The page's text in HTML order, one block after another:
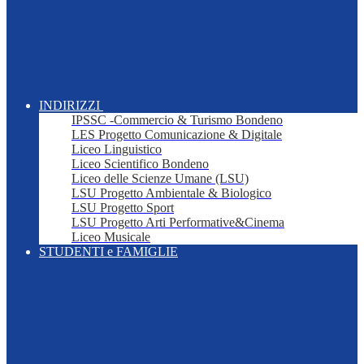
INDIRIZZI
IPSSC -Commercio & Turismo Bondeno
LES Progetto Comunicazione & Digitale
Liceo Linguistico
Liceo Scientifico Bondeno
Liceo delle Scienze Umane (LSU)
LSU Progetto Ambientale & Biologico
LSU Progetto Sport
LSU Progetto Arti Performative&Cinema
Liceo Musicale
STUDENTI e FAMIGLIE